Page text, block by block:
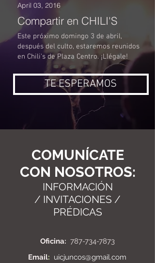
April 03, 2016
Compartir en CHILI'S
Este próximo domingo 3 de abril,
después del culto, estaremos reunidos
en Chili's de Plaza Centro. ¡Llégale!
TE ESPERAMOS
COMUNÍCATE
CON NOSOTROS:
INFORMACIÓN
/ INVITACIONES /
PRÉDICAS
Oficina: 787-734-7873
Email: uicjuncos@gmail.com